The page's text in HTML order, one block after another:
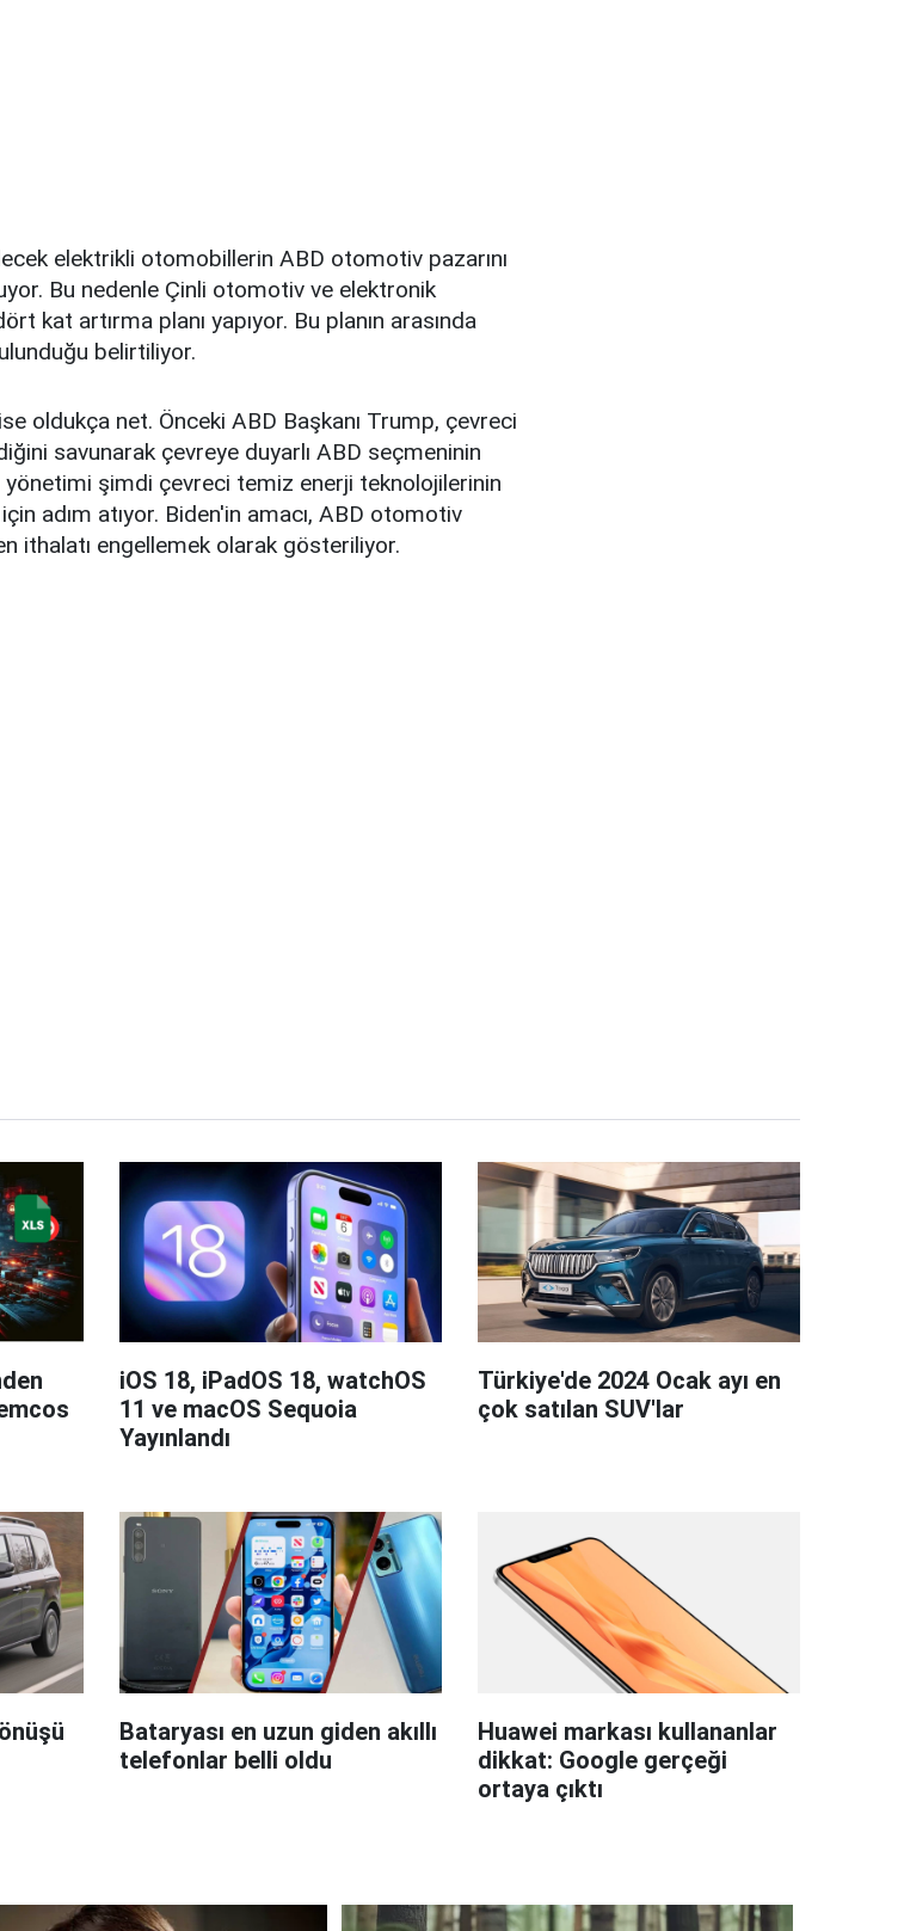
elektrikli otomobillerin ABD otomotiv pazarını
Bu nedenle Çinli otomotiv ve elektronik
kat artırma planı yapıyor. Bu planın arasında
belirtiliyor.
oldukça net. Önceki ABD Başkanı Trump, çevreci
savunarak çevreye duyarlı ABD seçmeninin
şimdi çevreci temiz enerji teknolojilerinin
adım atıyor. Biden'in amacı, ABD otomotiv
ithalatı engellemek olarak gösteriliyor.
iOS 18, iPadOS 18, watchOS
11 ve macOS Sequoia
Yayınlandı
Türkiye'de 2024 Ocak ayı en
çok satılan SUV'lar
Bataryası en uzun giden akıllı
telefonlar belli oldu
Huawei markası kullananlar
dikkat: Google gerçeği
ortaya çıktı